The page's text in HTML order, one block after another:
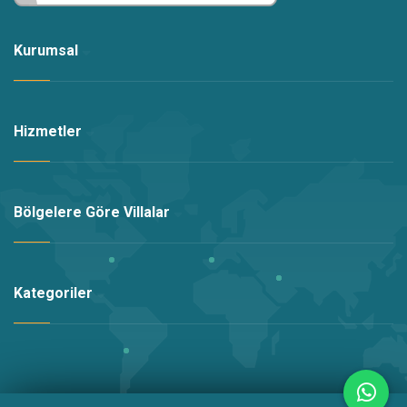
Anlayışınız için teşekkür ederiz.. İyi tatiller dileriz.
Kurumsal
Hizmetler
Bölgelere Göre Villalar
Kategoriler